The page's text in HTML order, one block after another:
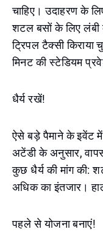
चाहिए। उदाहरण के
शटल बसों के लिए लंबी
ट्रिपल टैक्सी किराया
मिनट की स्टेडियम
धैर्य रखें!
ऐसे बड़े पैमाने के इवेंट
अटेंडी के अनुसार,
कुछ धैर्य की मांग की:
अधिक का इंतजार।
पहले से योजना बनाएं!